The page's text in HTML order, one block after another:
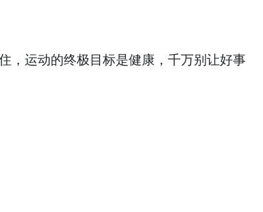
，运动的终极目标是健康，千万别让好事